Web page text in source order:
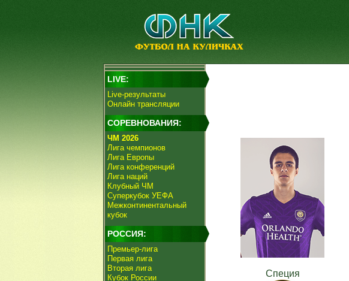
LIVE:
Live-результаты
Онлайн трансляции
СОРЕВНОВАНИЯ:
ЧМ 2026
Лига чемпионов
Лига Европы
Лига конференций
Лига наций
Клубный ЧМ
Суперкубок УЕФА
Межконтинентальный
кубок
РОССИЯ:
Премьер-лига
Первая лига
Вторая лига
Кубок России
Специя